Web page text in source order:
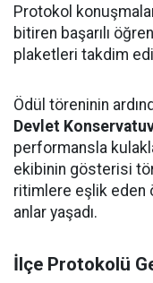
Protokol
bitiren başarılı
plaketleri takdim
Ödül töreninin
Devlet
performansla
ekibinin gösterisi
ritimlere eşlik eden
anlar yaşadı.
İlçe Protokolü